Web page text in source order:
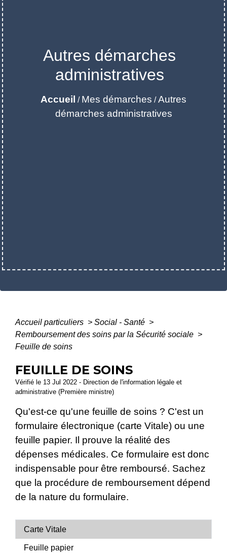
Autres démarches
administratives
Accueil / Mes démarches /Autres
démarches administratives
Accueil particuliers > Social - Santé >
Remboursement des soins par la Sécurité sociale >
Feuille de soins
FEUILLE DE SOINS
Vérifié le 13 Jul 2022 - Direction de l'information légale et
administrative (Première ministre)
Qu'est-ce qu'une feuille de soins ? C'est un
formulaire électronique (carte Vitale) ou une
feuille papier. Il prouve la réalité des
dépenses médicales. Ce formulaire est donc
indispensable pour être remboursé. Sachez
que la procédure de remboursement dépend
de la nature du formulaire.
Carte Vitale
Feuille papier